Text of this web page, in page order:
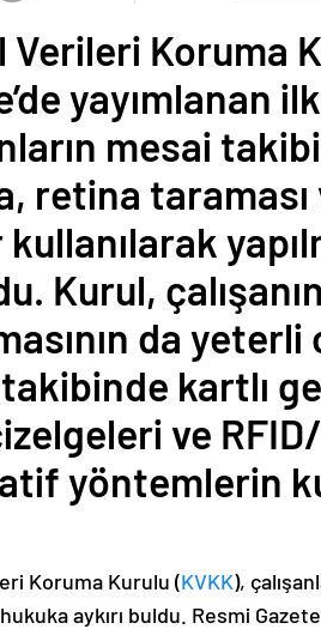
Verileri Koruma
yayımlanan
mesai
retina
Kurul, çalışanın
da
kartlı
ve
yöntemlerin
Koruma Kurulu (KVKK),
hukuka aykırı buldu. Resmi